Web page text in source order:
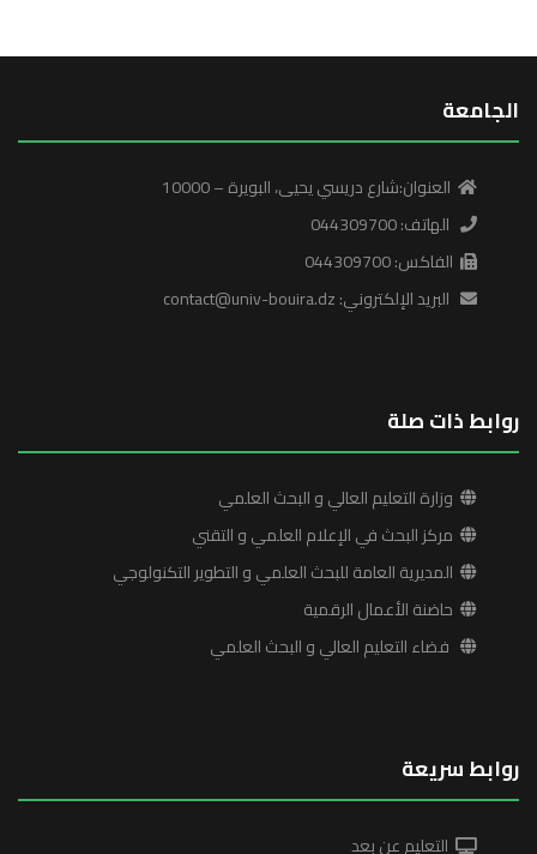
الجامعة
العنوان:شارع دريسي يحيى، البويرة – 10000
الهاتف: 044309700
الفاكس: 044309700
البريد الإلكتروني: contact@univ-bouira.dz
روابط ذات صلة
وزارة التعليم العالي و البحث العلمي
مركز البحث في الإعلام العلمي و التقني
المديرية العامة للبحث العلمي و التطوير التكنولوجي
حاضنة الأعمال الرقمية
فضاء التعليم العالي و البحث العلمي
روابط سريعة
التعليم عن بعد